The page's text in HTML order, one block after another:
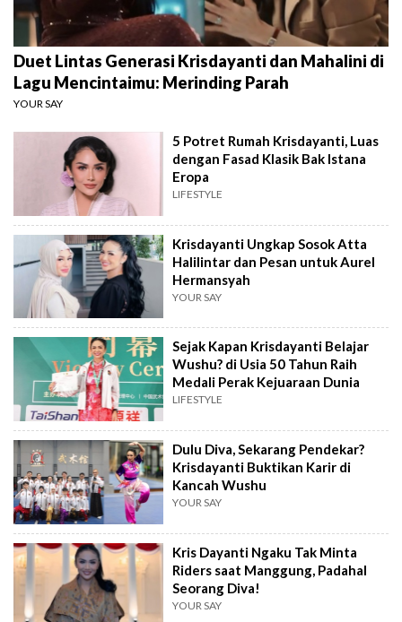
Duet Lintas Generasi Krisdayanti dan Mahalini di
Lagu Mencintaimu: Merinding Parah
YOUR SAY
5 Potret Rumah Krisdayanti, Luas
dengan Fasad Klasik Bak Istana
Eropa
LIFESTYLE
Krisdayanti Ungkap Sosok Atta
Halilintar dan Pesan untuk Aurel
Hermansyah
YOUR SAY
Sejak Kapan Krisdayanti Belajar
Wushu? di Usia 50 Tahun Raih
Medali Perak Kejuaraan Dunia
LIFESTYLE
Dulu Diva, Sekarang Pendekar?
Krisdayanti Buktikan Karir di
Kancah Wushu
YOUR SAY
Kris Dayanti Ngaku Tak Minta
Riders saat Manggung, Padahal
Seorang Diva!
YOUR SAY